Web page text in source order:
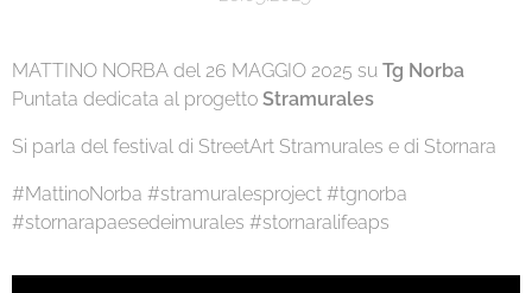
MATTINO NORBA del 26 MAGGIO 2025 su Tg Norba
Puntata dedicata al progetto Stramurales
Si parla del festival di StreetArt Stramurales e di Stornara
#MattinoNorba #stramuralesproject #tgnorba
#stornarapaesedeimurales #stornaralifeaps